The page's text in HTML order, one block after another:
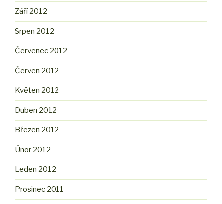
Září 2012
Srpen 2012
Červenec 2012
Červen 2012
Květen 2012
Duben 2012
Březen 2012
Únor 2012
Leden 2012
Prosinec 2011